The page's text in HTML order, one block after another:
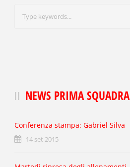
NEWS PRIMA SQUADRA
Conferenza stampa: Gabriel Silva
14 set 2015